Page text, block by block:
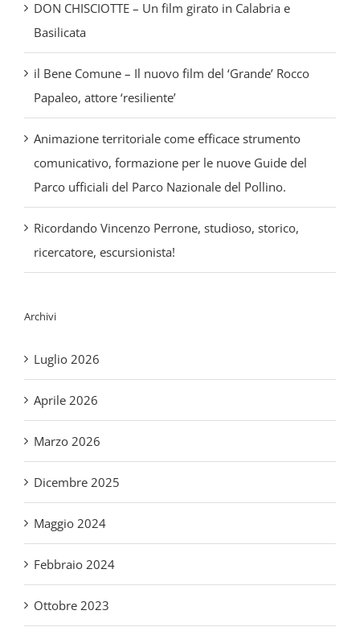
il Bene Comune – Il nuovo film del ‘Grande’ Rocco
Animazione territoriale come efficace strumento
Ricordando Vincenzo Perrone, studioso, storico,
Luglio 2026
Aprile 2026
Marzo 2026
Dicembre 2025
Maggio 2024
Febbraio 2024
Ottobre 2023
Luglio 2023